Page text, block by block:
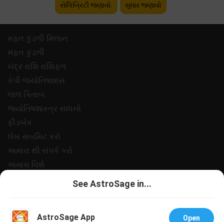
સેલિબ્રિટી જણાવો સુધાર જણાવો
મફ્ત કુંડળી મિલાન
મફ્ત કુંડળી
ચંદ્ર રાશિ રાશિફળ
કેપી જ્યોતિષશાસ
લાલ કિતાબ
જ્યોતિષશાસ્ત્ર સાધનો
ફીડબેક
લેખ સબમિટ કરો
અમારા થી સંપર્ક કરો
અમારા વિશે
See AstroSage in...
AstroSage App Open